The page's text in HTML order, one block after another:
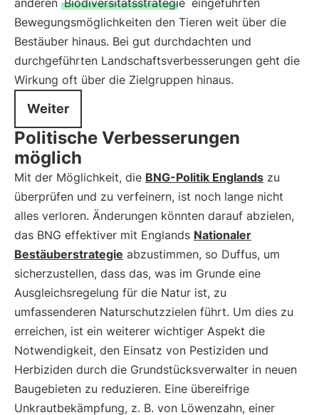
anderen Biodiversitätsstrategie eingeführten
Bewegungsmöglichkeiten den Tieren weit über die
Bestäuber hinaus. Bei gut durchdachten und
durchgeführten Landschaftsverbesserungen geht die
Wirkung oft über die Zielgruppen hinaus.
Weiter
Politische Verbesserungen
möglich
Mit der Möglichkeit, die BNG-Politik Englands zu
überprüfen und zu verfeinern, ist noch lange nicht
alles verloren. Änderungen könnten darauf abzielen,
das BNG effektiver mit Englands Nationaler
Bestäuberstrategie abzustimmen, so Duffus, um
sicherzustellen, dass das, was im Grunde eine
Ausgleichsregelung für die Natur ist, zu
umfassenderen Naturschutzzielen führt. Um dies zu
erreichen, ist ein weiterer wichtiger Aspekt die
Notwendigkeit, den Einsatz von Pestiziden und
Herbiziden durch die Grundstücksverwalter in neuen
Baugebieten zu reduzieren. Eine übereifrige
Unkrautbekämpfung, z. B. von Löwenzahn, einer